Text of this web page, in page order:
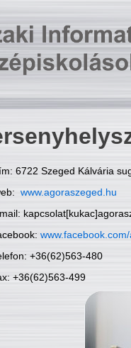
6722 Szeged Kálvária
www.agoraszeged.hu
+36(62)563-480
+36(62)563-499